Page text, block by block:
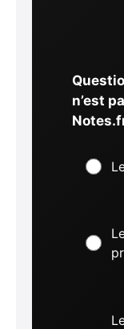
n’est